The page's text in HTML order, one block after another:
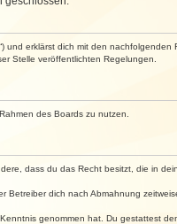
und erklärst dich mit den nachfolgenden
Stelle veröffentlichten Regelungen.
des Boards zu nutzen.
dass du das Recht besitzt, die in
dich nach Abmahnung
genommen hat. Du gestattest